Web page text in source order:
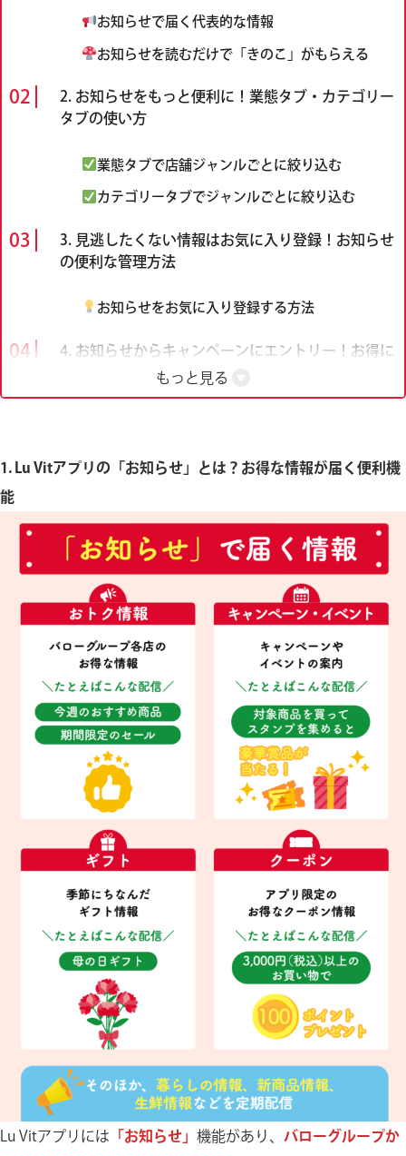
もっと見る
お知らせで届く代表的な情報
お知らせを読むだけで「きのこ」がもらえる
2. お知らせをもっと便利に！業態タブ・カテゴリー
タブの使い方
業態タブで店舗ジャンルごとに絞り込む
カテゴリータブでジャンルごとに絞り込む
3. 見逃したくない情報はお気に入り登録！お知らせ
の便利な管理方法
お知らせをお気に入り登録する方法
4. お知らせからキャンペーンにエントリー！お得に
さない！
1. Lu Vitアプリの「お知らせ」とは？お得な情報が届く便利機
能
Lu Vitアプリには 「お知らせ」 機能があり、 バローグループか